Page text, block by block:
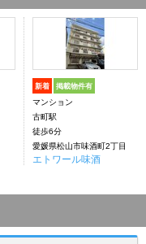
新着 掲載物件有
マンション
古町駅
徒歩6分
愛媛県松山市味酒町2丁目
エトワール味酒